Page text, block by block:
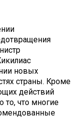
новых
страны. Кроме
действий
то, что многие